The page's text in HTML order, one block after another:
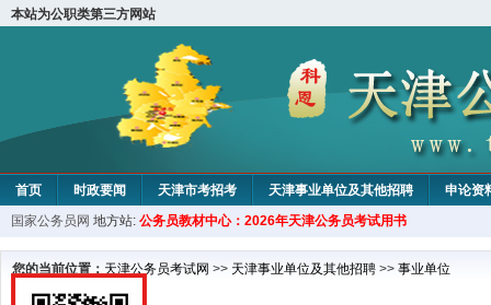
本站为公职类第三方网站
首页 时政要闻 天津市考招考 天津事业单位及其他招聘 申论资
教材中心
国家公务员网 地方站: 公务员教材中心：2026年天津公务员考试用书
您的当前位置： 天津公务员考试网 >> 天津事业单位及其他招聘 >> 事业单位